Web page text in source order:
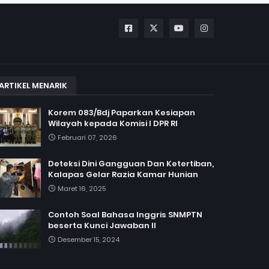
MENARIK
Korem 083/Bdj Paparkan Kesiapan
Wilayah kepada Komisi I DPR RI
Februari 07, 2026
Deteksi Dini Gangguan Dan Ketertiban,
Kalapas Gelar Razia Kamar Hunian
Maret 16, 2025
Contoh Soal Bahasa Inggris SNMPTN
beserta Kunci Jawaban II
Desember 15, 2024